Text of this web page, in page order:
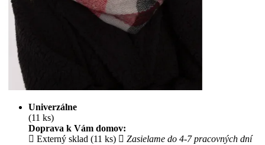
Univerzálne
(11 ks)
Doprava k Vám domov:
Externý sklad (11 ks)
Zasielame do 4-7 pracovných dní